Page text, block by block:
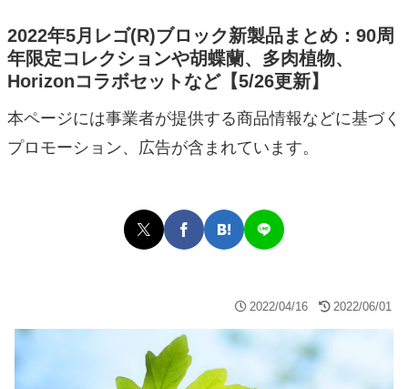
2022年5月レゴ(R)ブロック新製品まとめ：90周
年限定コレクションや胡蝶蘭、多肉植物、
Horizonコラボセットなど【5/26更新】
本ページには事業者が提供する商品情報などに基づく
プロモーション、広告が含まれています。
2022/04/16 2022/06/01